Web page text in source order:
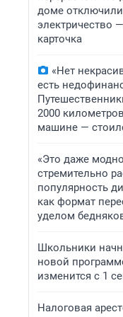
доме отключили
электричество
карточка
«Нет
есть
2000
машине —
«Это даже
стремительно
популярность
как формат
уделом
Школьники
новой
изменится с 1
Налоговая